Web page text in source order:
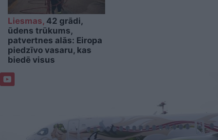
Liesmas, 42 grādi,
ūdens trūkums,
patvertnes alās: Eiropa
piedzīvo vasaru, kas
biedē visus